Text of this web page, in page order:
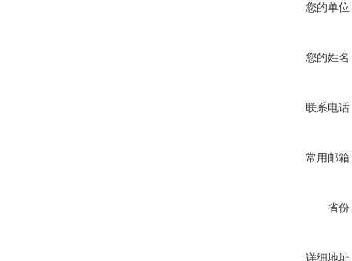
您的单位
您的姓名
联系电话
常用邮箱
省份
详细地址